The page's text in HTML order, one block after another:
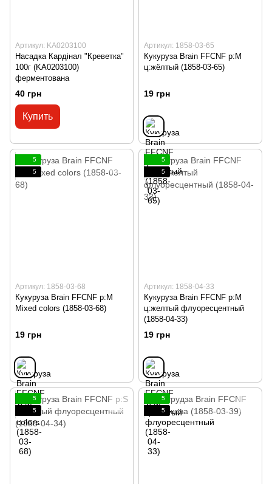
Артикул: KA0203100
Насадка Кардінал "Креветка"
100г (KA0203100)
ферментована
40 грн
Купить
Артикул: 1858-03-65
Кукуруза Brain FFCNF р:M
ц:жёлтый (1858-03-65)
19 грн
5
5
Артикул: 1858-03-68
Кукуруза Brain FFCNF р:M
Mixed colors (1858-03-68)
19 грн
5
5
Артикул: 1858-04-33
Кукуруза Brain FFCNF р:M
ц:желтый флуоресцентный
(1858-04-33)
19 грн
5
5
5
5